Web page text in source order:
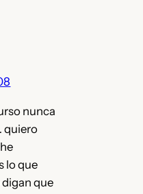
nunca
quiero
lo que
digan que